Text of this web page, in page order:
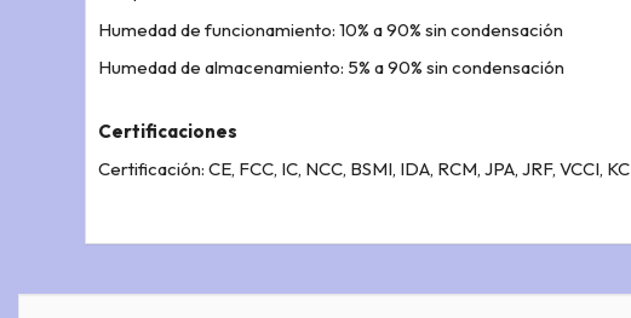
Humedad de funcionamiento: 10% a 90% sin condensación
Humedad de almacenamiento: 5% a 90% sin condensación
Certificaciones
Certificación: CE, FCC, IC, NCC, BSMI, IDA, RCM, JPA, JRF, VCCI, KC